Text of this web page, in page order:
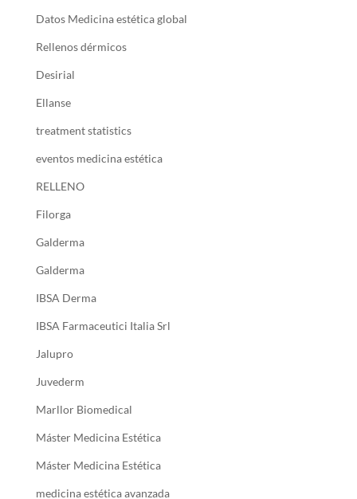
Datos Medicina estética global
Rellenos dérmicos
Desirial
Ellanse
treatment statistics
eventos medicina estética
RELLENO
Filorga
Galderma
Galderma
IBSA Derma
IBSA Farmaceutici Italia Srl
Jalupro
Juvederm
Marllor Biomedical
Máster Medicina Estética
Máster Medicina Estética
medicina estética avanzada